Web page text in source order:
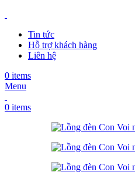
Tin tức
Hỗ trợ khách hàng
Liên hệ
0 items
Menu
0 items